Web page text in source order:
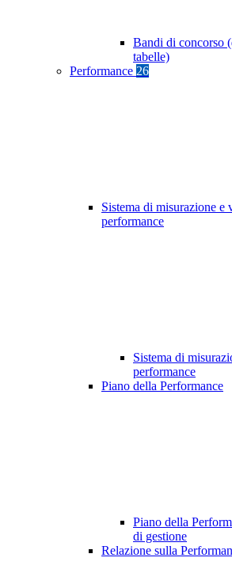
Bandi di concorso
tabelle)
Performance 26
Sistema di misurazione e
performance
Sistema di
performance
Piano della Performance
Piano della
di gestione
Relazione sulla